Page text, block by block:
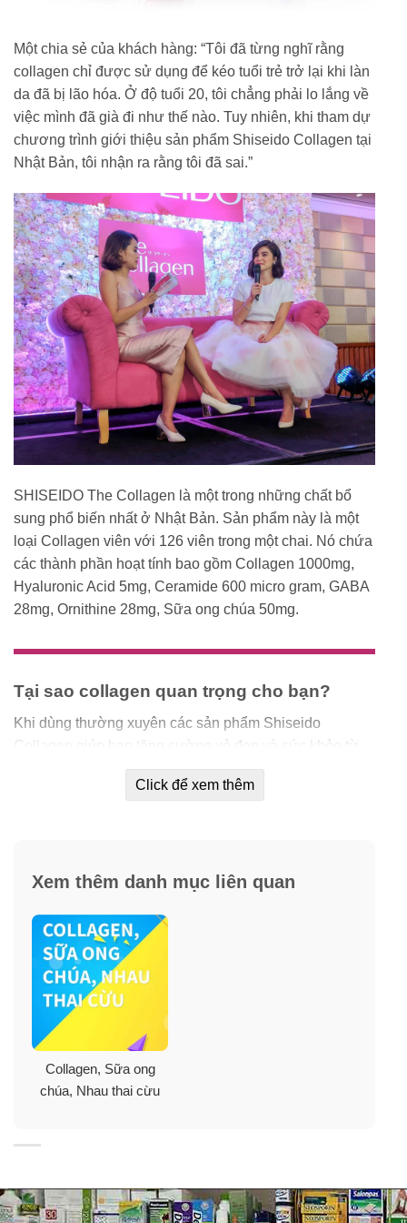
Một chia sẻ của khách hàng: “Tôi đã từng nghĩ rằng
collagen chỉ được sử dụng để kéo tuổi trẻ trở lại khi làn
da đã bị lão hóa. Ở độ tuổi 20, tôi chẳng phải lo lắng về
việc mình đã già đi như thế nào. Tuy nhiên, khi tham dự
chương trình giới thiệu sản phẩm Shiseido Collagen tại
Nhật Bản, tôi nhận ra rằng tôi đã sai.”
SHISEIDO The Collagen là một trong những chất bổ
sung phổ biến nhất ở Nhật Bản. Sản phẩm này là một
loại Collagen viên với 126 viên trong một chai. Nó chứa
các thành phần hoạt tính bao gồm Collagen 1000mg,
Hyaluronic Acid 5mg, Ceramide 600 micro gram, GABA
28mg, Ornithine 28mg, Sữa ong chúa 50mg.
Tại sao collagen quan trọng cho bạn?
Khi dùng thường xuyên các sản phẩm Shiseido
Collagen giúp bạn tăng cường vẻ đẹp và sức khỏe từ
đầu đến chân, cả bên trong lẫn ngoài.
chúng ta không thể hoặc giảm dần lượng collagen trong
sớm hơn cái tuổi này.
Để tránh tình trạng lão hoá rồi mới lo bổ sung, bạn có
thể cung cấp collagen cho cơ thể ngay từ bây giờ để có
sức khoẻ tốt, có sắc đẹp và tuổi trẻ lâu dài.
Click để xem thêm
Xem thêm danh mục liên quan
Collagen, Sữa ong
chúa, Nhau thai cừu